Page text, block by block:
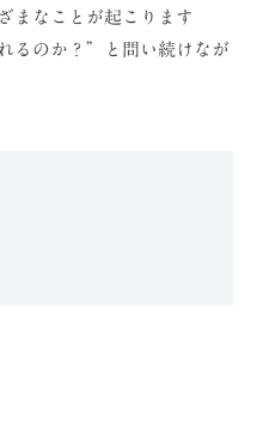
まなことが起こります
るのか？”と問い続けなが